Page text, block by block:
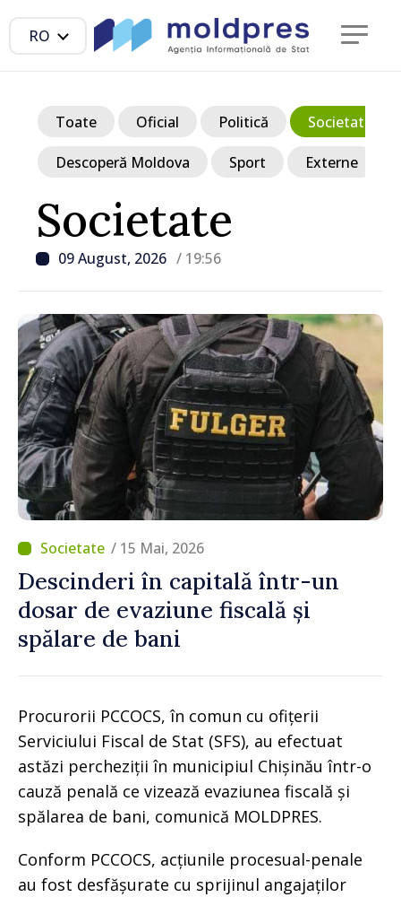
RO
Societate
09 August, 2026 / 19:56
Toate Oficial Politică Societate
Descoperă Moldova Sport Externe
/ 15 Mai, 2026
Descinderi în capitală într-un
dosar de evaziune fiscală și
spălare de bani
Procurorii PCCOCS, în comun cu ofițerii
Serviciului Fiscal de Stat (SFS), au efectuat
astăzi percheziții în municipiul Chișinău într-o
cauză penală ce vizează evaziunea fiscală și
spălarea de bani, comunică MOLDPRES.
Conform PCCOCS, acțiunile procesual-penale
au fost desfășurate cu sprijinul angajaților